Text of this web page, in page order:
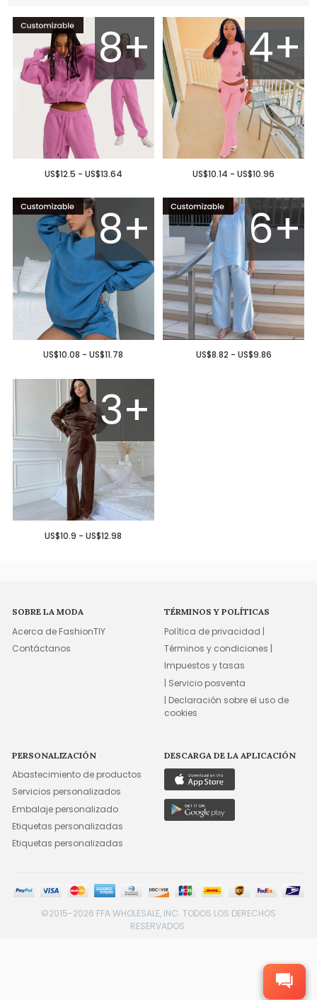
8+
US$12.5 - US$13.64
4+
US$10.14 - US$10.96
8+
US$10.08 - US$11.78
6+
US$8.82 - US$9.86
3+
US$10.9 - US$12.98
SOBRE LA MODA
Acerca de FashionTIY
Contáctanos
TÉRMINOS Y POLÍTICAS
Política de privacidad |
Términos y condiciones |
Impuestos y tasas
| Servicio posventa
| Declaración sobre el uso de
cookies
PERSONALIZACIÓN
Abastecimiento de productos
Servicios personalizados
Embalaje personalizado
Etiquetas personalizadas
Etiquetas personalizadas
DESCARGA DE LA APLICACIÓN
©2015-2026 FFA WHOLESALE, INC. TODOS LOS DERECHOS
RESERVADOS.